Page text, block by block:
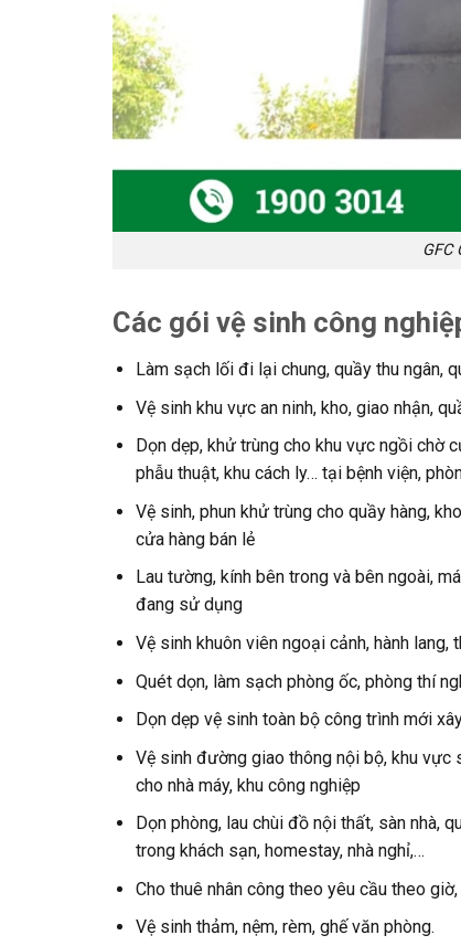
GFC
Các gói vệ sinh công
Làm sạch lối đi lại chung, quầy thu ngân,
Vệ sinh khu vực an ninh, kho, giao nhận,
Dọn dẹp, khử trùng cho khu vực ngồi chờ
phẫu thuật, khu cách ly… tại bệnh viện,
Vệ sinh, phun khử trùng cho quầy hàng,
cửa hàng bán lẻ
Lau tường, kính bên trong và bên ngoài,
đang sử dụng
Vệ sinh khuôn viên ngoại cảnh, hành
Quét dọn, làm sạch phòng ốc, phòng thí
Dọn dẹp vệ sinh toàn bộ công trình mới
Vệ sinh đường giao thông nội bộ, khu vực
cho nhà máy, khu công nghiệp
Dọn phòng, lau chùi đồ nội thất, sàn nhà,
trong khách sạn, homestay, nhà nghỉ,…
Cho thuê nhân công theo yêu cầu theo
Vệ sinh thảm, nệm, rèm, ghế văn phòng.